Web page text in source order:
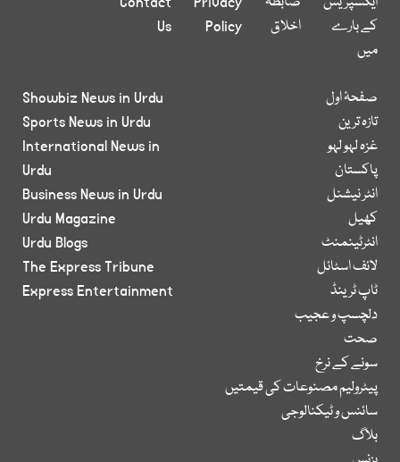
کے بارے
میں
اخلاق
Policy
Us
صفحۂ اول
تازہ ترین
غزہ لہو لہو
پاکستان
انٹر نیشنل
کھیل
انٹرٹینمنٹ
لائف اسٹائل
ٹاپ ٹرینڈ
دلچسپ و عجیب
صحت
سونے کے نرخ
پیٹرولیم مصنوعات کی قیمتیں
سائنس و ٹیکنالوجی
بلاگ
Showbiz News in Urdu
Sports News in Urdu
International News in
Urdu
Business News in Urdu
Urdu Magazine
Urdu Blogs
The Express Tribune
Express Entertainment